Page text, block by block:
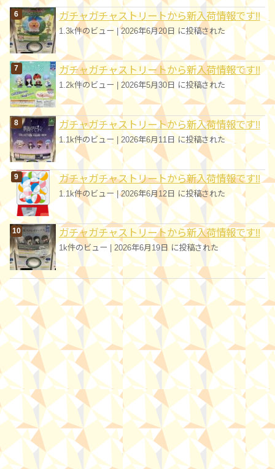
ガチャガチャストリートから新入荷情報です!!
1.3k件のビュー|2026年6月20日 に投稿された
ガチャガチャストリートから新入荷情報です!!
1.2k件のビュー |2026年5月30日 に投稿された
ガチャガチャストリートから新入荷情報です!!
1.1k件のビュー | 2026年6月11日 に投稿された
ガチャガチャストリートから新入荷情報です!!
1.1k件のビュー|2026年6月12日 に投稿された
ガチャガチャストリートから新入荷情報です!!
1k件のビュー 2026年6月19日 に投稿された